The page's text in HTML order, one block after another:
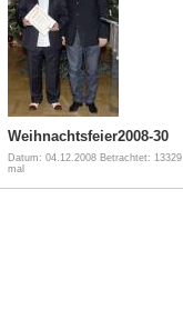
Weihnachtsfeier2008-30
Datum: 04.12.2008 Betrachtet: 13329
mal